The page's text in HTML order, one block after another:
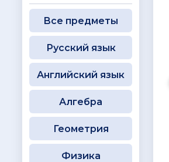
Все предметы
Русский язык
Английский язык
Алгебра
Геометрия
Физика